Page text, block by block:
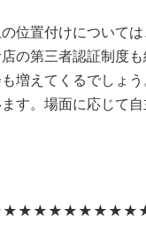
位置付けについて
の第三者認証制度
増えてくるでしょ
す。場面に応じて